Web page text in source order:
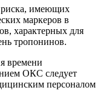
риска, имеющих
маркеров в
характерных для
тропонинов.
времени
ОКС следует
персоналом